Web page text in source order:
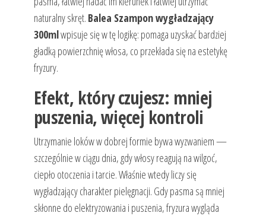
naturalny skręt. Balea Szampon wygładzający
300mlwpisuje się w tę logikę: pomaga uzyskać bardziej
gładką powierzchnię włosa, co przekłada się na estetykę
fryzury.
Efekt, który czujesz: mniej
puszenia, więcej kontroli
Utrzymanie loków w dobrej formie bywa wyzwaniem —
szczególnie w ciągu dnia, gdy włosy reagują na wilgoć,
ciepło otoczenia i tarcie. Właśnie wtedy liczy się
wygładzający charakter pielęgnacji. Gdy pasma są mniej
skłonne do elektryzowania i puszenia, fryzura wygląda